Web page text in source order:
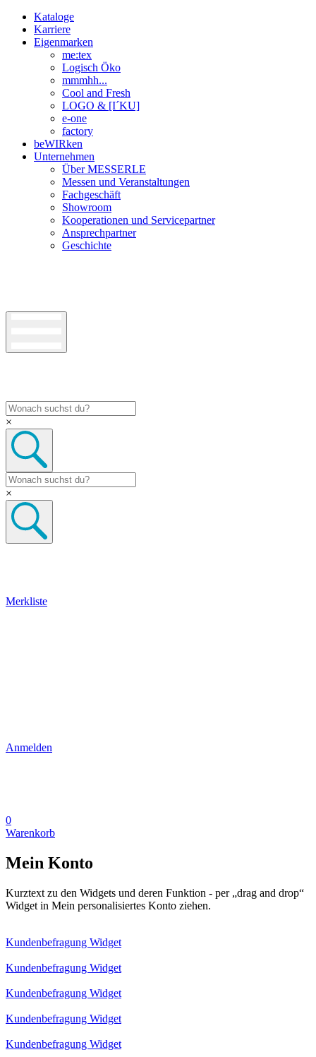
Kataloge
Karriere
Eigenmarken
me:tex
Logisch Öko
mmmhh...
Cool and Fresh
LOGO & [I´KU]
e-one
factory
beWIRken
Unternehmen
Über MESSERLE
Messen und Veranstaltungen
Fachgeschäft
Showroom
Kooperationen und Servicepartner
Ansprechpartner
Geschichte
×
×
Merkliste
Anmelden
0
Warenkorb
Mein Konto
Kurztext zu den Widgets und deren Funktion - per „drag and drop“
Widget in Mein personalisiertes Konto ziehen.
Kundenbefragung Widget
Kundenbefragung Widget
Kundenbefragung Widget
Kundenbefragung Widget
Kundenbefragung Widget